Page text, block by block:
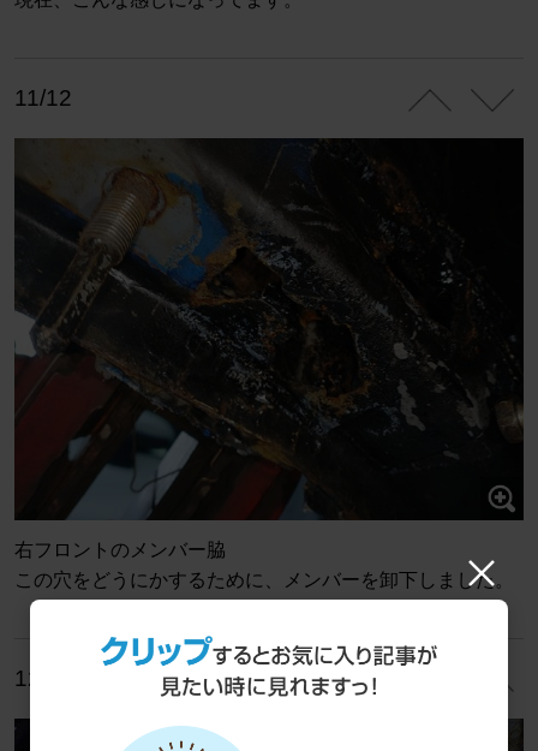
11/12
右フロントのメンバー脇
この穴をどうにかするために、メンバーを卸下しました。
12/12